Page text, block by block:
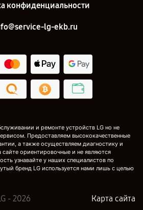
конфиденциальности
lg-ekb.ru
и ремонте устройств LG но не
Предоставляем высококачественные
а также осуществляем диагностику и
ориентировочные и не являются
узнавайте у наших специалистов по
бренд LG используется нами лишь с целью
- 2026 Карта сайта